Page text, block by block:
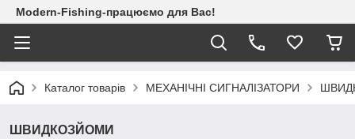
Modern-Fishing-працюємо для Вас!
Каталог товарів МЕХАНІЧНІ СИГНАЛІЗАТОРИ
ШВИДКОЗЙОМИ